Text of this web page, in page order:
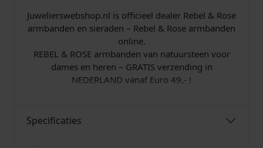
1
2
9
,
n
d
7
,
5
Juwelierswebshop.nl is officieel dealer Rebel & Rose
armbanden en sieraden – Rebel & Rose armbanden
online.
REBEL & ROSE armbanden van natuursteen voor
dames en heren – GRATIS verzending in
NEDERLAND vanaf Euro 49,- !
Specificaties